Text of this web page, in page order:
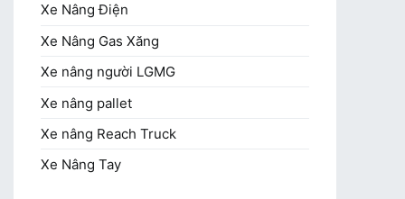
Xe Nâng Điện
Xe Nâng Gas Xăng
Xe nâng người LGMG
Xe nâng pallet
Xe nâng Reach Truck
Xe Nâng Tay